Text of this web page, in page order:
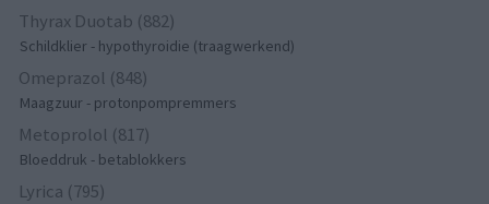
Thyrax Duotab (882)
Schildklier - hypothyroidie (traagwerkend)
Omeprazol (848)
Maagzuur - protonpompremmers
Metoprolol (817)
Bloeddruk - betablokkers
Lyrica (795)